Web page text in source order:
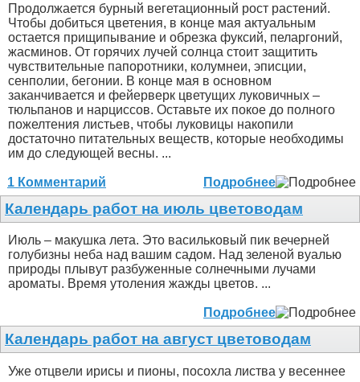
Продолжается бурный вегетационный рост растений.
Чтобы добиться цветения, в конце мая актуальным
остается прищипывание и обрезка фуксий, пеларгоний,
жасминов. От горячих лучей солнца стоит защитить
чувствительные папоротники, колумнеи, эписции,
сенполии, бегонии. В конце мая в основном
заканчивается и фейерверк цветущих луковичных –
тюльпанов и нарциссов. Оставьте их покое до полного
пожелтения листьев, чтобы луковицы накопили
достаточно питательных веществ, которые необходимы
им до следующей весны. ...
1 Комментарий Подробнее
Календарь работ на июль цветоводам
Июль – макушка лета. Это васильковый пик вечерней
голубизны неба над вашим садом. Над зеленой вуалью
природы плывут разбуженные солнечными лучами
ароматы. Время утоления жажды цветов. ...
Подробнее
Календарь работ на август цветоводам
Уже отцвели ирисы и пионы, посохла листва у весеннее